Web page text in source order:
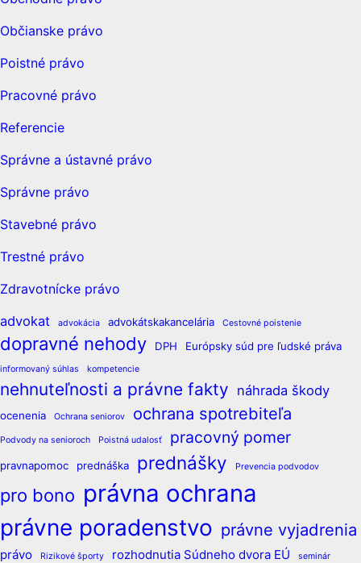
Občianske právo
Poistné právo
Pracovné právo
Referencie
Správne a ústavné právo
Správne právo
Stavebné právo
Trestné právo
Zdravotnícke právo
advokat
advokácia advokátskakancelária Cestovné poistenie
dopravné nehody DPH Európsky súd pre ľudské práva
informovaný súhlas kompetencie
nehnuteľnosti a právne fakty náhrada škody
ocenenia Ochrana seniorov ochrana spotrebiteľa
Podvody na senioroch Poistná udalosť pracovný pomer
pravnapomoc prednáška prednášky Prevencia podvodov
pro bono právna ochrana
právne poradenstvo právne vyjadrenia
právo Rizikové športy rozhodnutia Súdneho dvora EÚ
seminár